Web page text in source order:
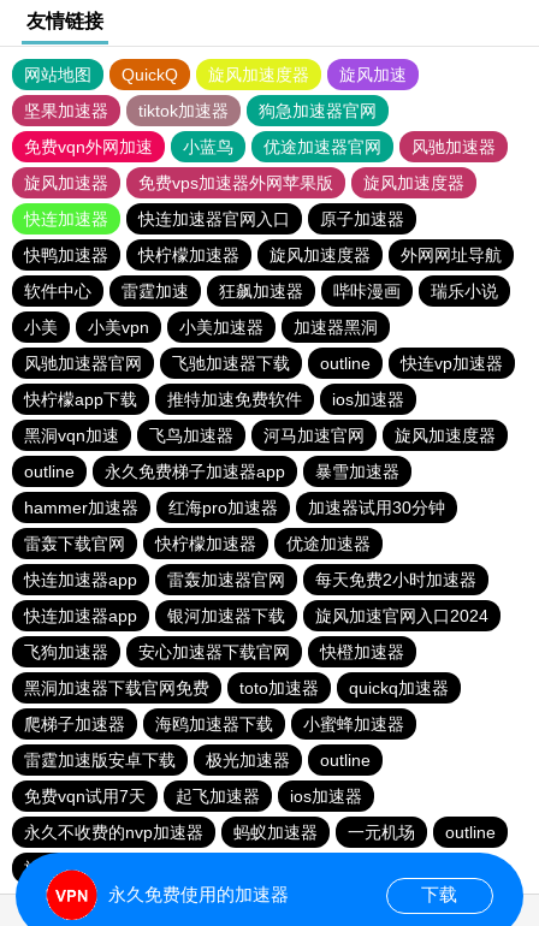
友情链接
网站地图 QuickQ 旋风加速度器
旋风加速
坚果加速器
tiktok加速器
狗急加速器官网
免费vqn外网加速
小蓝鸟 优途加速器官网
风驰加速器
旋风加速器
免费vps加速器外网苹果版
旋风加速度器
快连加速器
快连加速器官网入口
原子加速器
快鸭加速器
快柠檬加速器 旋风加速度器
外网网址导航
软件中心
雷霆加速 狂飙加速器 哔咔漫画
瑞乐小说
小美
小美vpn 小美加速器
加速器黑洞
风驰加速器官网
飞驰加速器下载 outline
快连vp加速器
快柠檬app下载
推特加速免费软件
ios加速器
黑洞vqn加速
飞鸟加速器 河马加速官网
旋风加速度器
outline
永久免费梯子加速器app
暴雪加速器
hammer加速器
红海pro加速器
加速器试用30分钟
雷轰下载官网
快柠檬加速器
优途加速器
快连加速器app
雷轰加速器官网
每天免费2小时加速器
快连加速器app
银河加速器下载
旋风加速官网入口2024
飞狗加速器
安心加速器下载官网
快橙加速器
黑洞加速器下载官网免费
toto加速器
quickq加速器
爬梯子加速器
海鸥加速器下载
小蜜蜂加速器
雷霆加速版安卓下载
极光加速器
outline
免费vqn试用7天
起飞加速器
ios加速器
永久不收费的nvp加速器
蚂蚁加速器 一元机场
outline
旋风加速度器
永久免费使用的加速器 下载